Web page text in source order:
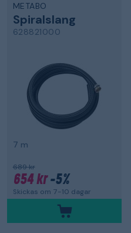
METABO
Spiralslang
628821000
7 m
689 kr
654 kr-5%
Skickas om 7-10 dagar